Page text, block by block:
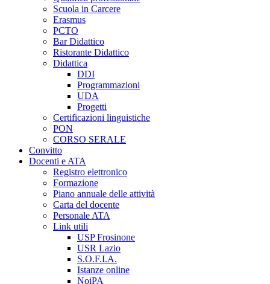
Scuola in Carcere
Erasmus
PCTO
Bar Didattico
Ristorante Didattico
Didattica
DDI
Programmazioni
UDA
Progetti
Certificazioni linguistiche
PON
CORSO SERALE
Convitto
Docenti e ATA
Registro elettronico
Formazione
Piano annuale delle attività
Carta del docente
Personale ATA
Link utili
USP Frosinone
USR Lazio
S.O.F.I.A.
Istanze online
NoiPA